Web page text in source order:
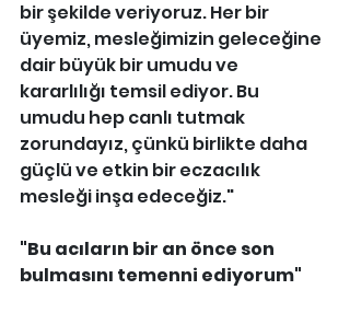
bir şekilde veriyoruz. Her bir
üyemiz, mesleğimizin geleceğine
dair büyük bir umudu ve
kararlılığı temsil ediyor. Bu
umudu hep canlı tutmak
zorundayız, çünkü birlikte daha
güçlü ve etkin bir eczacılık
mesleği inşa edeceğiz."
"Bu acıların bir an önce son
bulmasını temenni ediyorum"